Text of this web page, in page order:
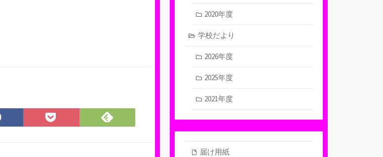
Facebook
で
Pocket
に
Feedly
で
2020年度
学校だより
2026年度
2025年度
2021年度
届け用紙